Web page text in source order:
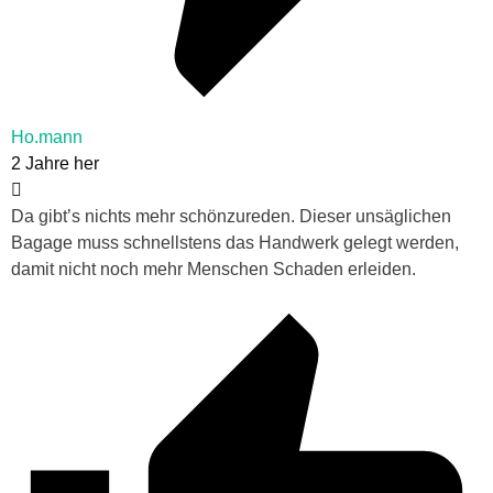
Ho.mann
2 Jahre her
Da gibt’s nichts mehr schönzureden. Dieser unsäglichen
Bagage muss schnellstens das Handwerk gelegt werden,
damit nicht noch mehr Menschen Schaden erleiden.